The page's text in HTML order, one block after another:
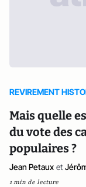
REVIREMENT
Mais quelle
du vote des
populaires ?
Jean Petaux et
1 min de lecture